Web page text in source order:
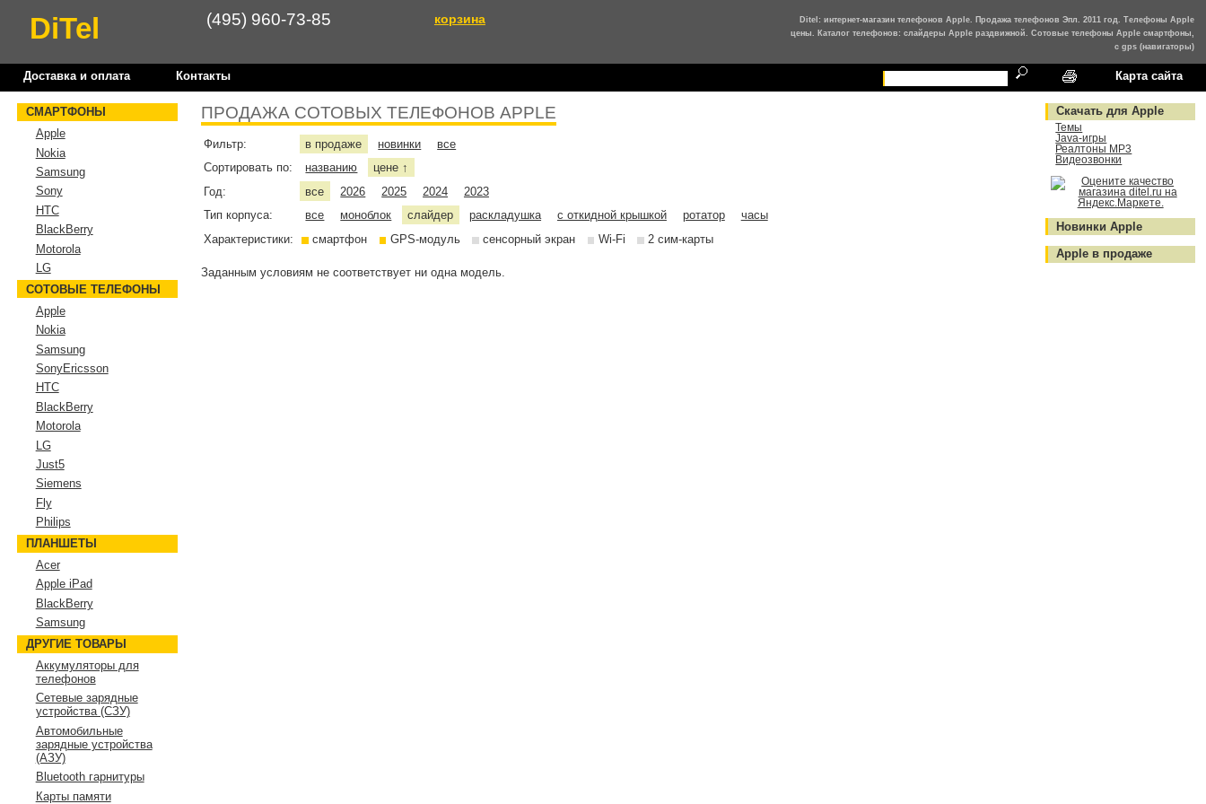
Ditel: интернет-магазин телефонов Apple. Продажа телефонов Эпл. 2011 год. Телефоны Apple
цены. Каталог телефонов: слайдеры Apple раздвижной. Сотовые телефоны Apple смартфоны,
с gps (навигаторы)
DiTel (495) 960-73-85 корзина
Доставка и оплата Контакты Карта сайта
ПРОДАЖА СОТОВЫХ ТЕЛЕФОНОВ APPLE
Фильтр: в продаже новинки
все
Сортировать по:
названию цене ↑
Год: все 2026 2025 2024
2023
Тип корпуса:
все моноблок слайдер раскладушка с откидной крышкой ротатор
часы
Характеристики:
смартфон GPS-модуль сенсорный экран Wi-Fi 2 сим-карты
Заданным условиям не соответствует ни одна модель.
Скачать для Apple
Темы
Java-игры
Реалтоны MP3
Видеозвонки
Новинки Apple
Apple в продаже
СМАРТФОНЫ
Apple
Nokia
Samsung
Sony
HTC
BlackBerry
Motorola
LG
СОТОВЫЕ ТЕЛЕФОНЫ
Apple
Nokia
Samsung
SonyEricsson
HTC
BlackBerry
Motorola
LG
Just5
Siemens
Fly
Philips
ПЛАНШЕТЫ
Acer
Apple iPad
BlackBerry
Samsung
ДРУГИЕ ТОВАРЫ
Аккумуляторы для
телефонов
Сетевые зарядные
устройства (СЗУ)
Автомобильные
зарядные устройства
(АЗУ)
Bluetooth гарнитуры
Карты памяти